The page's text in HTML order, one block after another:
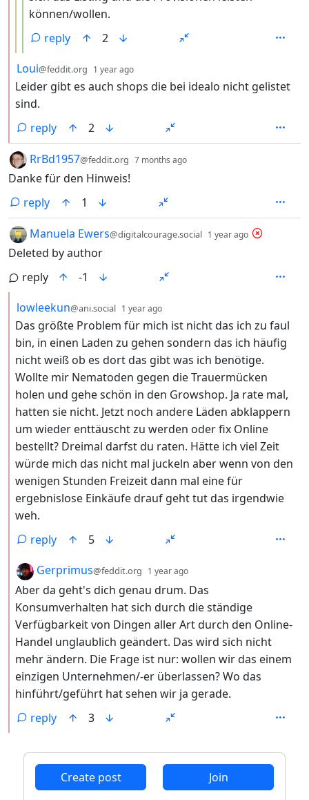
können/wollen.
reply
2
by
Loui@feddit.org 1 year ago
Leider gibt es auch shops die bei idealo nicht gelistet
sind.
reply
2
by
RrBd1957@feddit.org 7 months ago
Danke für den Hinweis!
reply
1
by
Manuela Ewers@digitalcourage.social 1 year ago depth: 1
Deleted by author
reply
-1
by
lowleekun@ani.social 1 year ago
Das größte Problem für mich ist nicht das ich zu faul
bin, in einen Laden zu gehen sondern das ich häufig
nicht weiß ob es dort das gibt was ich benötige.
Wollte mir Nematoden gegen die Trauermücken
holen und gehe schön in den Growshop. Ja rate mal,
hatten sie nicht. Jetzt noch andere Läden abklappern
um wieder enttäuscht zu werden oder fix Online
bestellt? Dreimal darfst du raten. Hätte ich viel Zeit
würde mich das nicht mal juckeln aber wenn von den
wenigen Stunden Freizeit dann mal eine für
ergebnislose Einkäufe drauf geht tut das irgendwie
weh.
reply
5
by
Gerprimus@feddit.org 1 year ago
Aber da geht's dich genau drum. Das
Konsumverhalten hat sich durch die ständige
Verfügbarkeit von Dingen aller Art durch den Online-
Handel unglaublich geändert. Das wird sich nicht
mehr ändern. Die Frage ist nur: wollen wir das einem
einzigen Unternehmen/-er überlassen? Wo das
hinführt/geführt hat sehen wir ja gerade.
reply
3
Create post Join